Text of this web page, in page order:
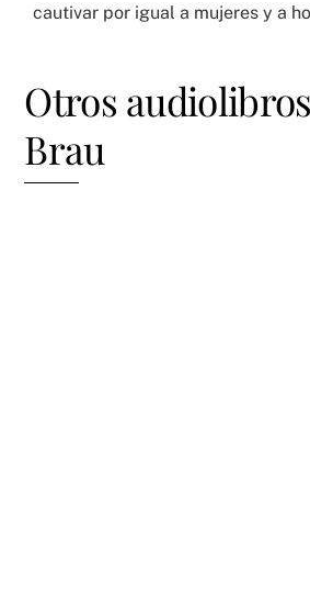
cautivar por igual a mujeres y a
Otros
Brau